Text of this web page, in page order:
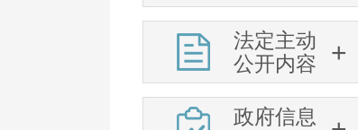
法定主动
公开内容
政府信息